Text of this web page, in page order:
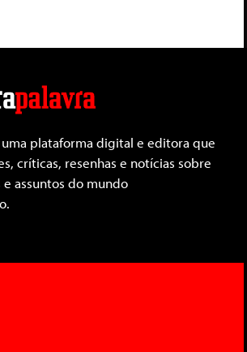
plataforma digital e editora que
críticas, resenhas e notícias sobre
assuntos do mundo